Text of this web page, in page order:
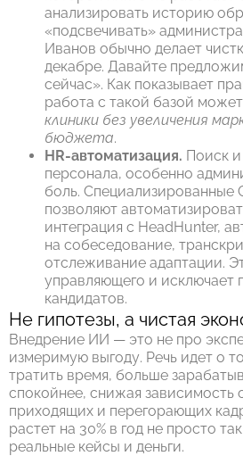
анализировать историю
«подсвечивать»
Иванов обычно делает
декабре. Давайте
сейчас». Как показывает
работа с такой базой может
клиники без увеличения
бюджета.
HR-автоматизация. Поиск
персонала, особенно
боль. Специализированные
позволяют
интеграция с HeadHunter,
на собеседование,
отслеживание адаптации.
управляющего и исключает
кандидатов.
Не гипотезы, а чистая
Внедрение ИИ — это не про
измеримую выгоду. Речь идет о
тратить время, больше
спокойнее, снижая зависимость
приходящих и перегорающих
растет на 30% в год не просто
реальные кейсы и деньги.